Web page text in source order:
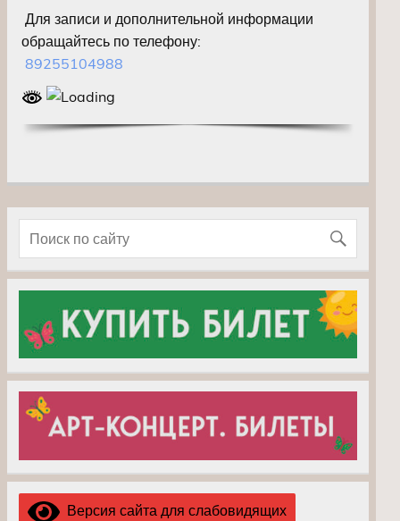
Для записи и дополнительной информации
обращайтесь по телефону:
89255104988
Версия сайта для слабовидящих